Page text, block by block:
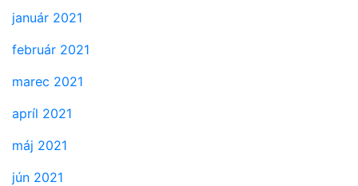
január 2021
február 2021
marec 2021
apríl 2021
máj 2021
jún 2021